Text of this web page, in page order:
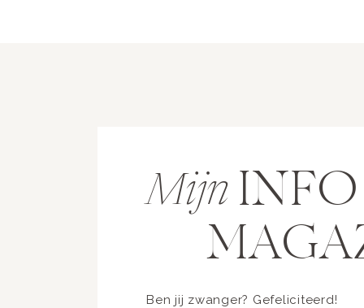
Mijn
Ben jij zwanger? Gefeliciteerd!